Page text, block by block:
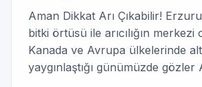
Aman Dikkat Arı Çıkabilir!
bitki örtüsü ile arıcılığın
Kanada ve Avrupa ülkelerinde
yaygınlaştığı günümüzde gözler